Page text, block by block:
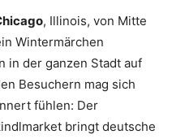
, Illinois, von Mitte
Wintermärchen
in der ganzen Stadt auf
Besuchern mag sich
fühlen: Der
bringt deutsche